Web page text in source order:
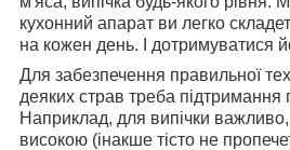
кухонний апарат ви легко
на кожен день. І дотримуватися
Для забезпечення правильної
деяких страв треба підтримання
Наприклад, для випічки
високою (інакше тісто не